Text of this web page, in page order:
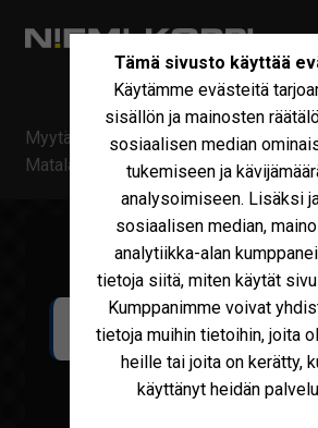
Siirry
Siirry
Vaihtokoneet
Uudet Ivecot
Iveco Huolto
Iveco Varaosat
Myytävä kalusto/Iveco/Iveco
Matala hinausauto
145 000
LAAJENNETTU TAKUUTURVA
NIEMI-KORPI Turva
Tämä sivusto käyttää
Käytämme evästeitä
sisällön ja mainosten
sosiaalisen median
tukemiseen ja
analysoimiseen. Lisäksi
sosiaalisen median,
analytiikka-alan
tietoja siitä, miten käytät
Kumppanimme voivat
tietoja muihin tietoihin, joita
heille tai joita on kerätty,
käyttänyt heidän